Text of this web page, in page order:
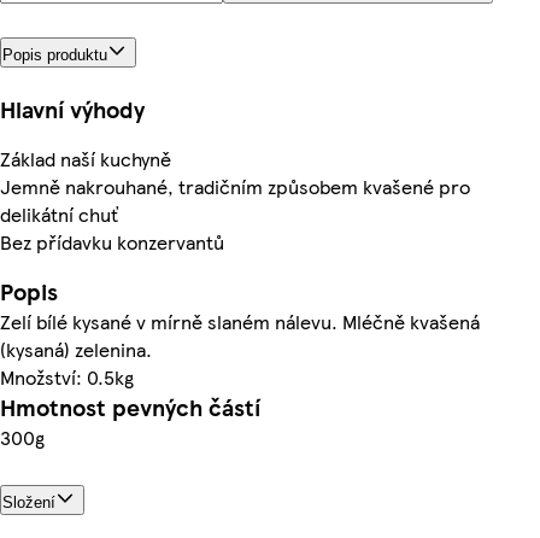
Popis produktu
Hlavní výhody
Základ naší kuchyně
Jemně nakrouhané, tradičním způsobem kvašené pro
delikátní chuť
Bez přídavku konzervantů
Popis
Zelí bílé kysané v mírně slaném nálevu. Mléčně kvašená
(kysaná) zelenina.
Množství: 0.5kg
Hmotnost pevných částí
300g
Složení